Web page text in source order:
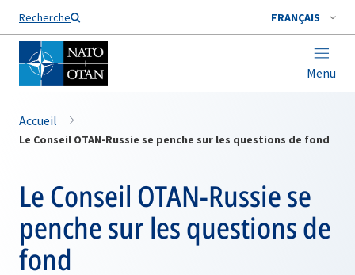
Recherche FRANÇAIS
Menu
Nom de famille*
Accueil
Le Conseil OTAN-Russie se penche sur les questions de fond
Le Conseil OTAN-Russie se
penche sur les questions de
fond